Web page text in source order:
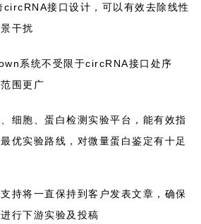
circRNA接口设计，可以有效去除线性
干扰
系统不受限于circRNA接口处序
围更广
细胞、蛋白检测实验平台，能有效指
优实验路线，对微量蛋白鉴定有十足
持将一直保持到客户发表文章，确保
行下游实验及投稿